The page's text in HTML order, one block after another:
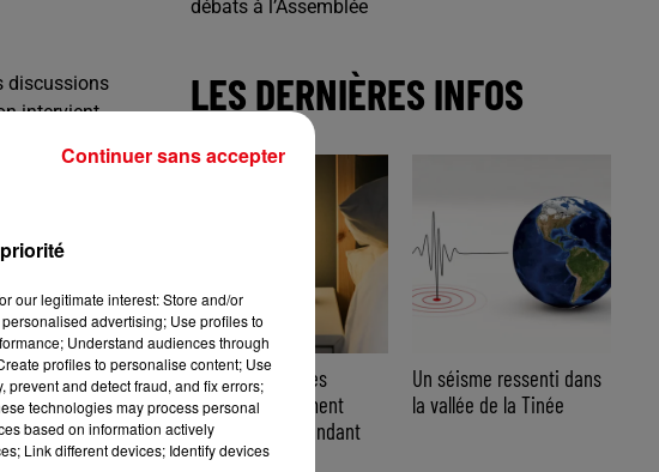
débats à l’Assemblée
discussions
intervient
être adopté
d’opposition.
LES DERNIÈRES INFOS
Sommeil et fortes
chaleurs : comment
mieux dormir pendant
la...
Un séisme ressenti dans
la vallée de la Tinée
our legitimate interest: Store and/or
advertising; Use profiles to
Understand audiences through
profiles to personalise content; Use
prevent and detect fraud, and fix errors;
technologies may process personal
based on information actively
Link different devices; Identify devices
Continuer sans accepter